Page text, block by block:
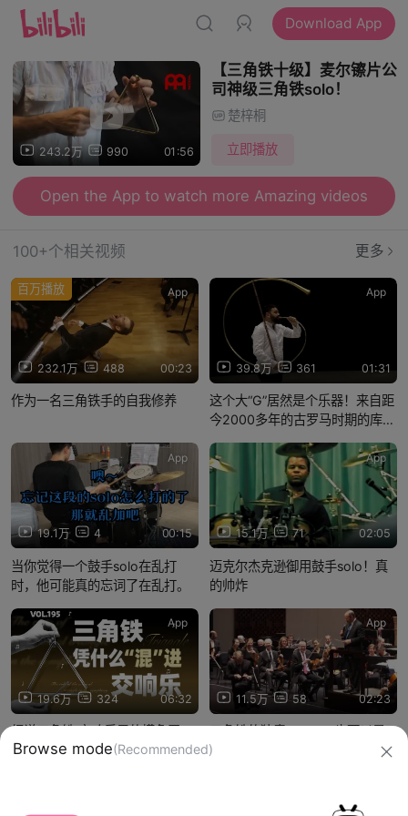
Download App
243.2万 990 01:56
【三角铁十级】麦尔镲片公
司神级三角铁solo！
楚梓桐
立即播放
Open the App to watch more Amazing videos
100+个相关视频 更多
232.1万 488 00:23
百万播放 App
作为一名三角铁手的自我修养
39.8万 361 01:31
App
这个大“G”居然是个乐器！来自距
今2000多年的古罗马时期的库怒
19.1万 4 00:15
App
当你觉得一个鼓手solo在乱打
时，他可能真的忘词了在乱打。
15.1万 71 02:05
App
迈克尔杰克逊御用鼓手solo！真
的帅炸
19.6万 324 06:32
App
细说三角铁 交响乐里的摸鱼王or
隐形大佬？【四象Vol.195】
11.5万 58 02:23
App
三角铁的独奏SOLO，也可以是
很精彩的
Browse mode(Recommended)